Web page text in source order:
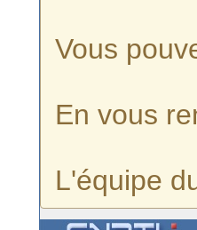
Vous
En vous
L'équipe